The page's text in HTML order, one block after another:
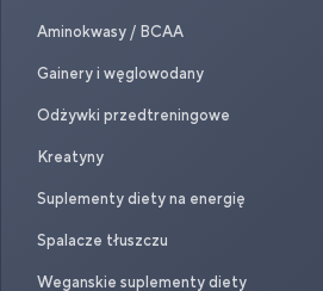
Aminokwasy / BCAA
Gainery i węglowodany
Odżywki przedtreningowe
Kreatyny
Suplementy diety na energię
Spalacze tłuszczu
Weganskie suplementy diety